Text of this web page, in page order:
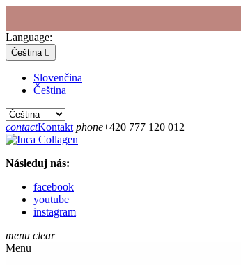
Language:
Čeština 
Slovenčina
Čeština
contactKontakt phone+420 777 120 012
Následuj nás:
facebook
youtube
instagram
menu clear
Menu